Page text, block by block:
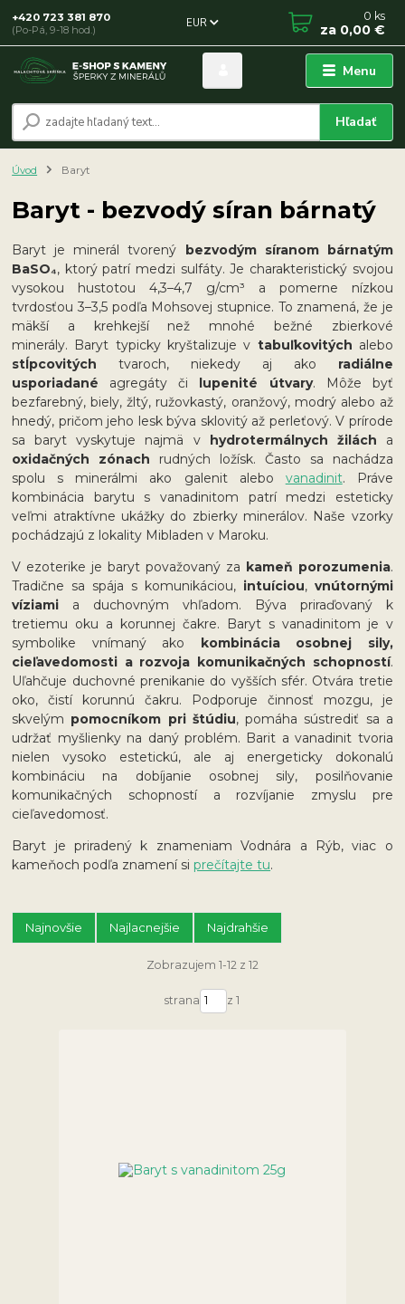
Menu
EUR
Hľadať
+420 723 381 870
(Po-Pá, 9-18 hod.)
0 ks
za 0,00 €
Úvod Baryt
Baryt - bezvodý síran bárnatý
Baryt je minerál tvorený bezvodým síranom bárnatým
BaSO₄, ktorý patrí medzi sulfáty. Je charakteristický svojou
vysokou hustotou 4,3–4,7 g/cm³ a pomerne nízkou
tvrdosťou 3–3,5 podľa Mohsovej stupnice. To znamená, že je
mäkší a krehkejší než mnohé bežné zbierkové
minerály. Baryt typicky kryštalizuje v tabuľkovitých alebo
stĺpcovitých tvaroch, niekedy aj ako radiálne
usporiadané agregáty či lupenité útvary. Môže byť
bezfarebný, biely, žltý, ružovkastý, oranžový, modrý alebo až
hnedý, pričom jeho lesk býva sklovitý až perleťový. V prírode
sa baryt vyskytuje najmä v hydrotermálnych žilách a
oxidačných zónach rudných ložísk. Často sa nachádza
spolu s minerálmi ako galenit alebo vanadinit. Práve
kombinácia barytu s vanadinitom patrí medzi esteticky
veľmi atraktívne ukážky do zbierky minerálov. Naše vzorky
pochádzajú z lokality Mibladen v Maroku.
V ezoterike je baryt považovaný za kameň porozumenia.
Tradične sa spája s komunikáciou,intuíciou, vnútornými
víziami a duchovným vhľadom. Býva priraďovaný k
tretiemu oku a korunnej čakre. Baryt s vanadinitom je v
symbolike vnímaný ako kombinácia osobnej sily,
cieľavedomosti a rozvoja komunikačných schopností.
Uľahčuje duchovné prenikanie do vyšších sfér. Otvára tretie
oko, čistí korunnú čakru. Podporuje činnosť mozgu, je
skvelým pomocníkom pri štúdiu, pomáha sústrediť sa a
udržať myšlienky na daný problém. Barit a vanadinit tvoria
nielen vysoko estetickú, ale aj energeticky dokonalú
kombináciu na dobíjanie osobnej sily, posilňovanie
komunikačných schopností a rozvíjanie zmyslu pre
cieľavedomosť.
Baryt je priradený k znameniam Vodnára a Rýb, viac o
kameňoch podľa znamení siprečítajte tu.
Najnovšie Najlacnejšie Najdrahšie
Zobrazujem 1-12 z 12
strana z 1